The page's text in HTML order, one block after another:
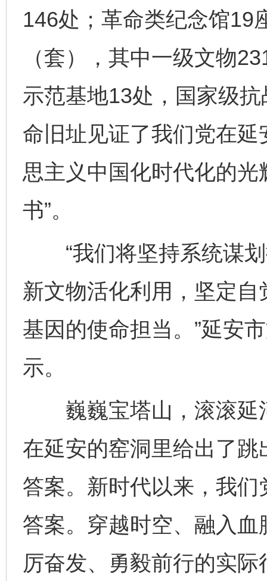
146处；革命类纪念馆19
（套），其中一级文物
示范基地13处，国家级
命旧址见证了我们党在
思主义中国化时代化的光
书”。
“我们将坚持系统谋划
新文物活化利用，坚定
基因的使命担当。”延安
示。
巍巍宝塔山，滚滚延
在延安的窑洞里给出了
答案。新时代以来，我们
答案。穿越时空、融入
厉奋发、勇毅前行的实际